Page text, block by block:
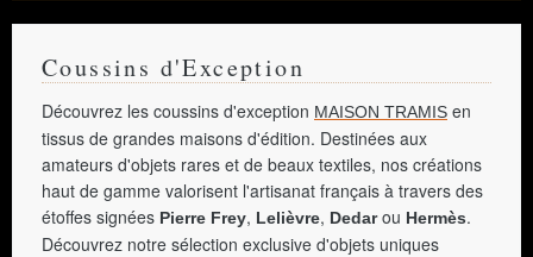
Coussins d'Exception
Découvrez les coussins d'exception MAISON TRAMIS en
tissus de grandes maisons d'édition. Destinées aux
amateurs d'objets rares et de beaux textiles, nos créations
haut de gamme valorisent l'artisanat français à travers des
étoffes signées Pierre Frey, Lelièvre, Dedarou Hermès.
Découvrez notre sélection exclusive d'objets uniques